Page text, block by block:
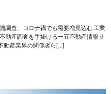
調査、コロナ禍でも需要増見込む 工業
動産調査を手掛ける一五不動産情報サ
動産業界の関係者ら[…]